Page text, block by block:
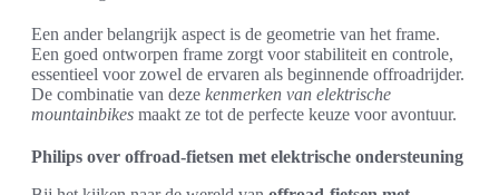
Een ander belangrijk aspect is de geometrie van het frame.
Een goed ontworpen frame zorgt voor stabiliteit en controle,
essentieel voor zowel de ervaren als beginnende offroadrijder.
De combinatie van deze kenmerken van elektrische
mountainbikes maakt ze tot de perfecte keuze voor avontuur.
Philips over offroad-fietsen met elektrische ondersteuning